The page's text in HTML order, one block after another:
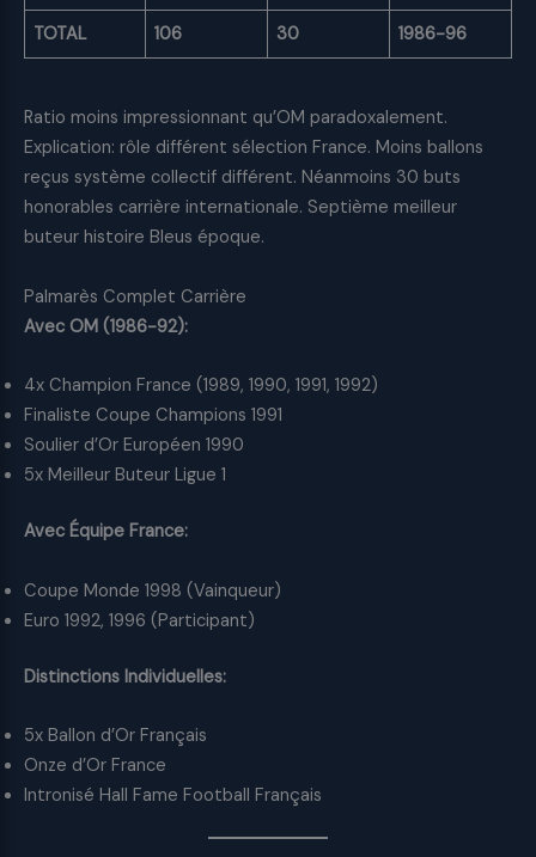
TOTAL 106 30 1986-96
Ratio moins impressionnant qu’OM paradoxalement.
Explication: rôle différent sélection France. Moins ballons
reçus système collectif différent. Néanmoins 30 buts
honorables carrière internationale. Septième meilleur
buteur histoire Bleus époque.
Palmarès Complet Carrière
Avec OM (1986-92):
4x Champion France (1989, 1990, 1991, 1992)
Finaliste Coupe Champions 1991
Soulier d’Or Européen 1990
5x Meilleur Buteur Ligue 1
Avec Équipe France:
Coupe Monde 1998 (Vainqueur)
Euro 1992, 1996 (Participant)
Distinctions Individuelles:
5x Ballon d’Or Français
Onze d’Or France
Intronisé Hall Fame Football Français